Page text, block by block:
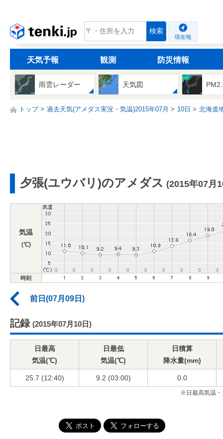
tenki.jp 検索
現在地
天気予報 観測 防災情報
雨雲レーダー 天気図
トップ 過去天気(アメダス実況・気温)2015年07月 10日 北海道
夕張(ユウバリ)のアメダス (2015年07月
気温
(℃)
時刻
前日(07月09日)
記録 (2015年07月10日)
日最高
気温(℃)
日最低
気温(℃)
日積算
降水量(mm)
25.7 (12:40) 9.2 (03:00) 0.0
※日最高気温・